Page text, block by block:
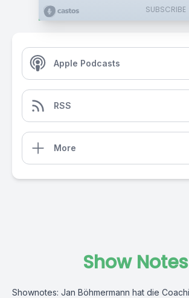
SUBSCRIBE
Apple Podcasts
RSS
More
Show Notes
Shownotes: Jan Böhmermann hat die